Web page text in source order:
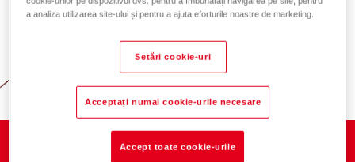
Responsabilitate pentru energie și
mediu
a analiza utilizarea site-ului și pentru a ajuta eforturile noastre de marketing.
Setări cookie-uri
Acceptați numai cookie-urile necesare
Accept toate cookie-urile